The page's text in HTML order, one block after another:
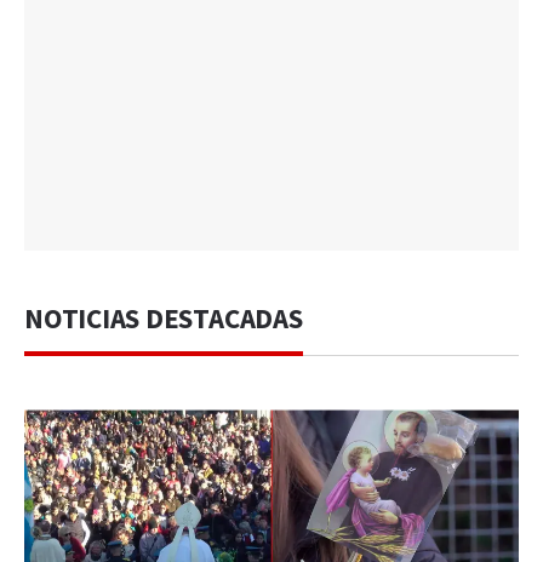
NOTICIAS DESTACADAS